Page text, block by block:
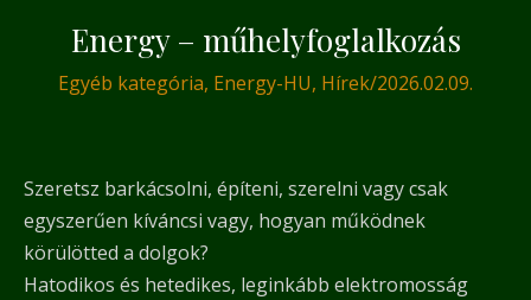
Energy – műhelyfoglalkozás
Egyéb kategória, Energy-HU, Hírek/2026.02.09.
Szeretsz barkácsolni, építeni, szerelni vagy csak
egyszerűen kíváncsi vagy, hogyan működnek
körülötted a dolgok?
Hatodikos és hetedikes, leginkább elektromosság